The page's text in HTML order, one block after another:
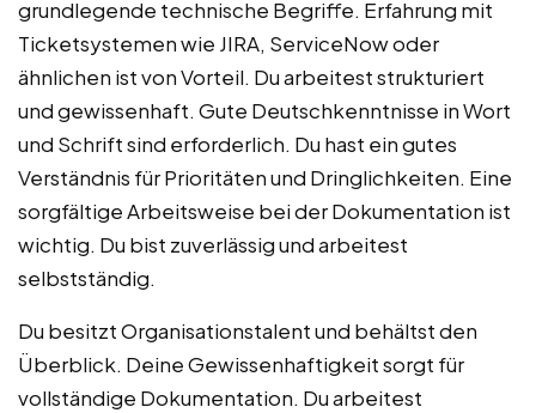
grundlegende technische Begriffe. Erfahrung mit
Ticketsystemen wie JIRA, ServiceNow oder
ähnlichen ist von Vorteil. Du arbeitest strukturiert
und gewissenhaft. Gute Deutschkenntnisse in Wort
und Schrift sind erforderlich. Du hast ein gutes
Verständnis für Prioritäten und Dringlichkeiten. Eine
sorgfältige Arbeitsweise bei der Dokumentation ist
wichtig. Du bist zuverlässig und arbeitest
selbstständig.
Du besitzt Organisationstalent und behältst den
Überblick. Deine Gewissenhaftigkeit sorgt für
vollständige Dokumentation. Du arbeitest